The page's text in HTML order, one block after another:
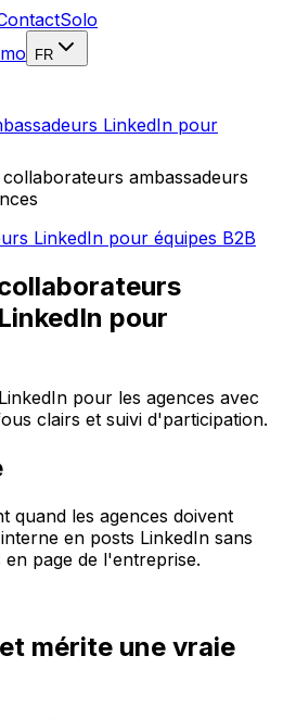
Solo
FR
LinkedIn pour
ambassadeurs
LinkedIn pour équipes B2B
pour
pour les agences avec
clairs et suivi d'participation.
quand les agences doivent
en posts LinkedIn sans
page de l'entreprise.
mérite une vraie